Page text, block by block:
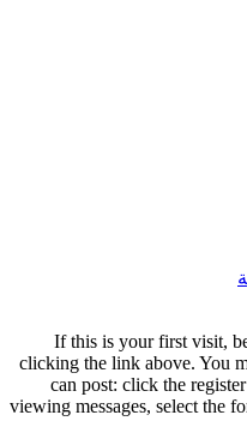
If this is your first visit,
clicking the link above. You
can post: click the
viewing messages, select the